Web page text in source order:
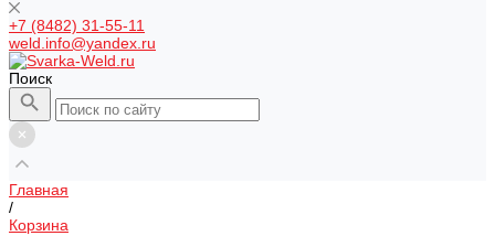
+7 (8482) 31-55-11
weld.info@yandex.ru
Поиск
Главная
/
Корзина